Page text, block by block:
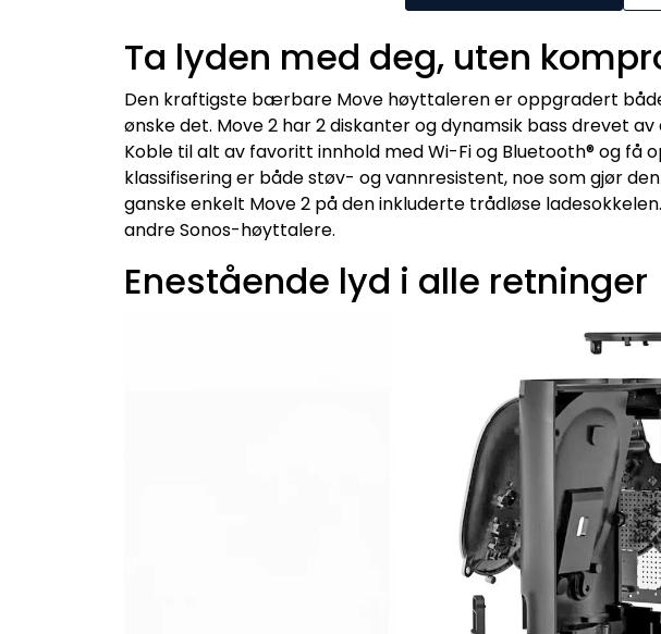
Ta lyden med deg, uten
Den kraftigste bærbare Move høyttaleren er oppgradert
ønske det. Move 2 har 2 diskanter og dynamsik bass drevet
Koble til alt av favoritt innhold med Wi-Fi og Bluetooth® og
klassifisering er både støv- og vannresistent, noe som gjør
ganske enkelt Move 2 på den inkluderte trådløse
andre Sonos-høyttalere.
Enestående lyd i alle retninger